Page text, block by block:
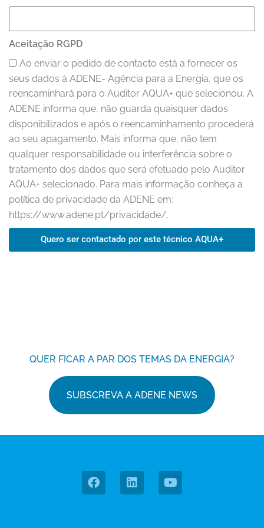
Aceitação RGPD
Ao enviar o pedido de contacto está a fornecer os
seus dados à ADENE- Agência para a Energia, que os
reencaminhará para o Auditor AQUA+ que selecionou. A
ADENE informa que, não guarda quaisquer dados
disponibilizados e após o reencaminhamento procederá
ao seu apagamento. Mais informa que, não tem
qualquer responsabilidade ou interferência sobre o
tratamento dos dados que será efetuado pelo Auditor
AQUA+ selecionado. Para mais informação conheça a
política de privacidade da ADENE em:
https://www.adene.pt/privacidade/.
Quero ser contactado por este técnico AQUA+
QUER FICAR A PAR DOS TEMAS DA ENERGIA?
SUBSCREVA A ADENE NEWS